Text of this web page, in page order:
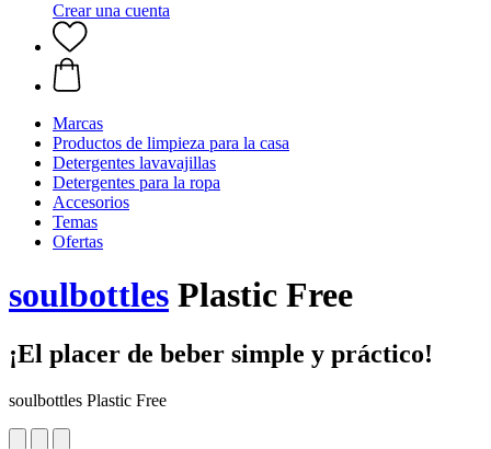
Crear una cuenta
Marcas
Productos de limpieza para la casa
Detergentes lavavajillas
Detergentes para la ropa
Accesorios
Temas
Ofertas
soulbottles Plastic Free
¡El placer de beber simple y práctico!
soulbottles Plastic Free